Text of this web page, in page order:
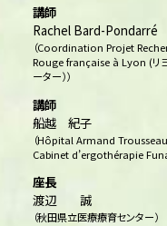
講師
Rachel Bard-Pondarré
（Coordination Projet
Rouge française à Lyon (リ
ーター））
講師
船越 紀子
（Hôpital Armand Trousseau
Cabinet d’ergothérapie
座長
渡辺 誠
（秋田県立医療療育センター）